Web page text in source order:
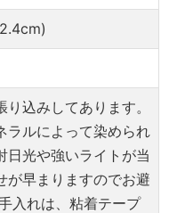
り込みしてあります。
ラルによって染められ
日光や強いライトが当
が早まりますのでお避
入れは、粘着テープ